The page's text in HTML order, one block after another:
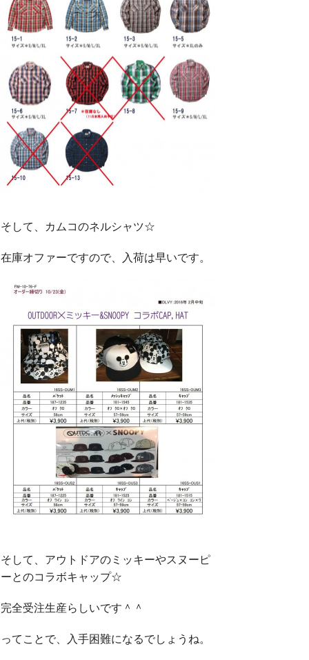
そして、カムコのネルシャツ☆
在庫オファーですので、入荷は早いです。
そして、アウトドアのミッキーやスヌーピ
ーとのコラボキャップ☆
完全受注生産らしいです＾＾
ってことで、入手困難になるでしょうね。